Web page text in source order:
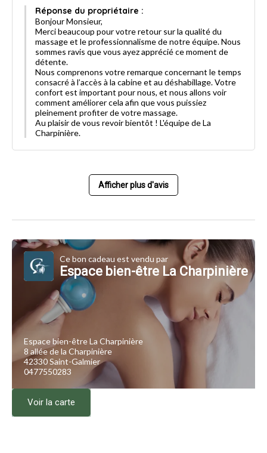
Réponse du propriétaire :
Bonjour Monsieur,
Merci beaucoup pour votre retour sur la qualité du
massage et le professionnalisme de notre équipe. Nous
sommes ravis que vous ayez apprécié ce moment de
détente.
Nous comprenons votre remarque concernant le temps
consacré à l’accès à la cabine et au déshabillage. Votre
confort est important pour nous, et nous allons voir
comment améliorer cela afin que vous puissiez
pleinement profiter de votre massage.
Au plaisir de vous revoir bientôt ! L'équipe de La
Charpinière.
Afficher plus d'avis
Ce bon cadeau est vendu par
Espace bien-être La Charpinière
Espace bien-être La Charpinière
8 allée de la Charpinière
42330 Saint-Galmier
0477550283
Voir la carte